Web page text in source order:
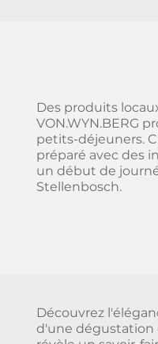
Des produits
VON.WYN.BERG
petits-déjeuners.
préparé avec des
un début de
Stellenbosch.
Découvrez
d'une dégustation